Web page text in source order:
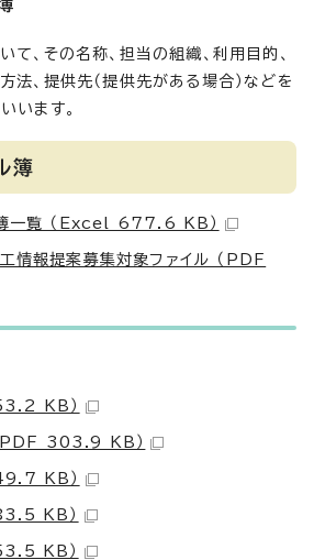
て、その名称、担当の組織、利用目的、
法、提供先（提供先がある場合）などを
います。
簿
一覧 （Excel 677.6 KB）
情報提案募集対象ファイル （PDF
KB）
PDF 303.9 KB）
KB）
KB）
KB）